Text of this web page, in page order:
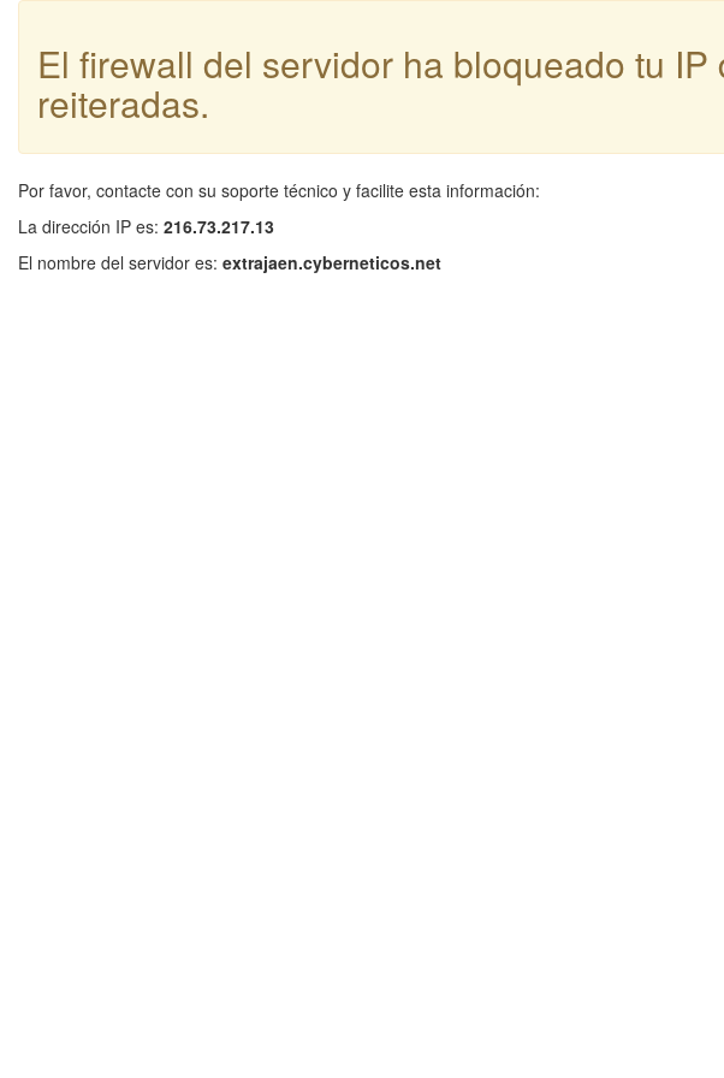
El firewall del servidor ha bloqueado tu
reiteradas.
Por favor, contacte con su soporte técnico y facilite esta información:
La dirección IP es: 216.73.217.13
El nombre del servidor es: extrajaen.cyberneticos.net